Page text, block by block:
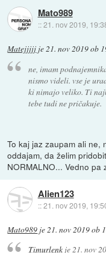
Mato989
::21. nov 2019,
Matejjjjj je21. nov 2019 ob
ne, imam
nismo videli. vse je
ki nimajo veliko. Ti
tebe tudi ne pričakuje.
To kaj jaz zaupam ali ne,
oddajam, da želim
NORMALNO... Vedno
Alien123
::21. nov 2019,
Mato989 je21. nov 2019 ob
Timurlenkje21. nov